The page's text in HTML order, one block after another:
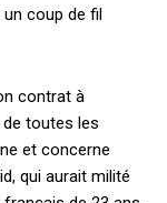
un coup de fil
contrat à
de toutes les
et concerne
qui aurait milité